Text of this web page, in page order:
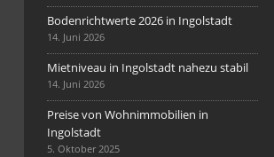
Bodenrichtwerte 2026 in Ingolstadt
14. Juni 2026
Mietniveau in Ingolstadt nahezu stabil
14. Juni 2026
Preise von Wohnimmobilien in
Ingolstadt
5. Oktober 2025